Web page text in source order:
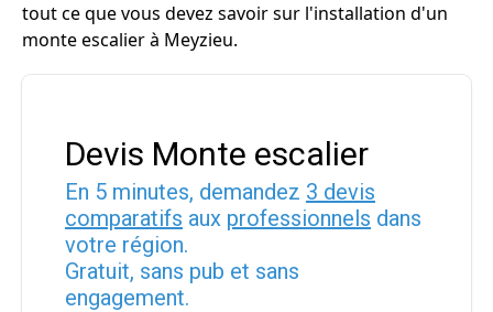
tout ce que vous devez savoir sur l'installation d'un
monte escalier à Meyzieu.
Devis Monte escalier
En 5 minutes, demandez 3 devis
comparatifs aux professionnels dans
votre région.
Gratuit, sans pub et sans
engagement.